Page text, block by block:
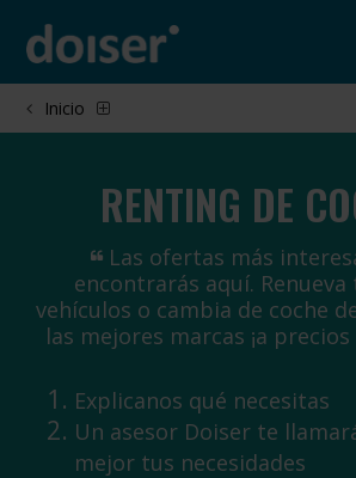
Inicio
RENTING DE
Las ofertas más
encontrarás aquí.
vehículos o cambia de coche
las mejores marcas ¡a
Explicanos qué necesitas
Un asesor Doiser te
mejor tus necesidades